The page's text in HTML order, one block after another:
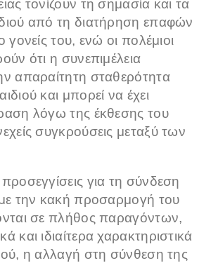
τονίζουν τη σημασία και τα
από τη διατήρηση επαφών
γονείς του, ενώ οι πολέμιοι
ότι η συνεπιμέλεια
απαραίτητη σταθερότητα
και μπορεί να έχει
λόγω της έκθεσης του
συγκρούσεις μεταξύ των
για τη σύνδεση
με την κακή προσαρμογή του
σε πλήθος παραγόντων,
και ιδιαίτερα χαρακτηριστικά
η αλλαγή στη σύνθεση της